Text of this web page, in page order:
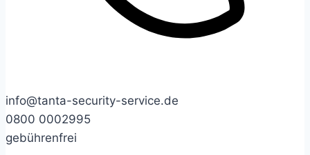
info@tanta-security-service.de
0800 0002995
gebührenfrei